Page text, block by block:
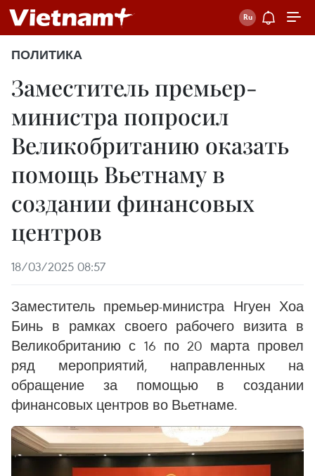
ПОЛИТИКА
Заместитель премьер-
министра попросил
Великобританию оказать
помощь Вьетнаму в
создании финансовых
центров
18/03/2025 08:57
Заместитель премьер-министра Нгуен Хоа
Бинь в рамках своего рабочего визита в
Великобританию с 16 по 20 марта провел
ряд мероприятий, направленных на
обращение за помощью в создании
финансовых центров во Вьетнаме.